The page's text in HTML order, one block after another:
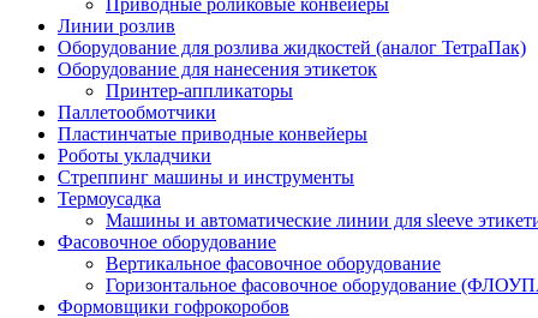
Приводные роликовые конвейеры
Линии розлив
Оборудование для розлива жидкостей (аналог ТетраПак)
Оборудование для нанесения этикеток
Принтер-аппликаторы
Паллетообмотчики
Пластинчатые приводные конвейеры
Роботы укладчики
Стреппинг машины и инструменты
Термоусадка
Машины и автоматические линии для sleeve
Фасовочное оборудование
Вертикальное фасовочное оборудование
Горизонтальное фасовочное оборудование
Формовщики гофрокоробов